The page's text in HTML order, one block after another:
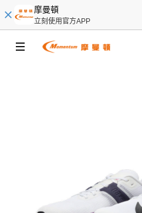
摩曼頓
立刻使用官方APP